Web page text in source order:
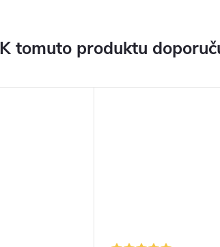
K tomuto produktu